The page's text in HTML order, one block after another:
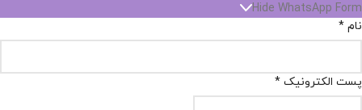
Hide WhatsApp Form
نام *
پست الکترونیک *